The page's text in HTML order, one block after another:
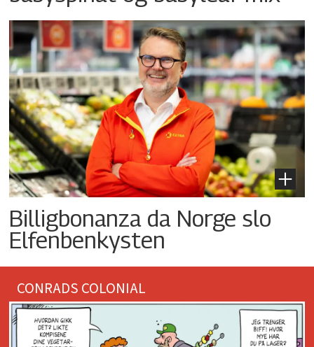
Billigbonanza da Norge slo
Elfenbenkysten
CONRADS COLONIAL